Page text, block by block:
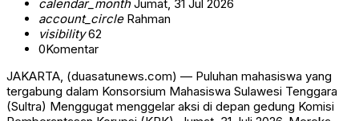
calendar_monthJumat, 31 Jul 2026
account_circleRahman
visibility62
0Komentar
JAKARTA, (duasatunews.com) — Puluhan mahasiswa yang
tergabung dalam Konsorsium Mahasiswa Sulawesi Tenggara
(Sultra) Menggugat menggelar aksi di depan gedung Komisi